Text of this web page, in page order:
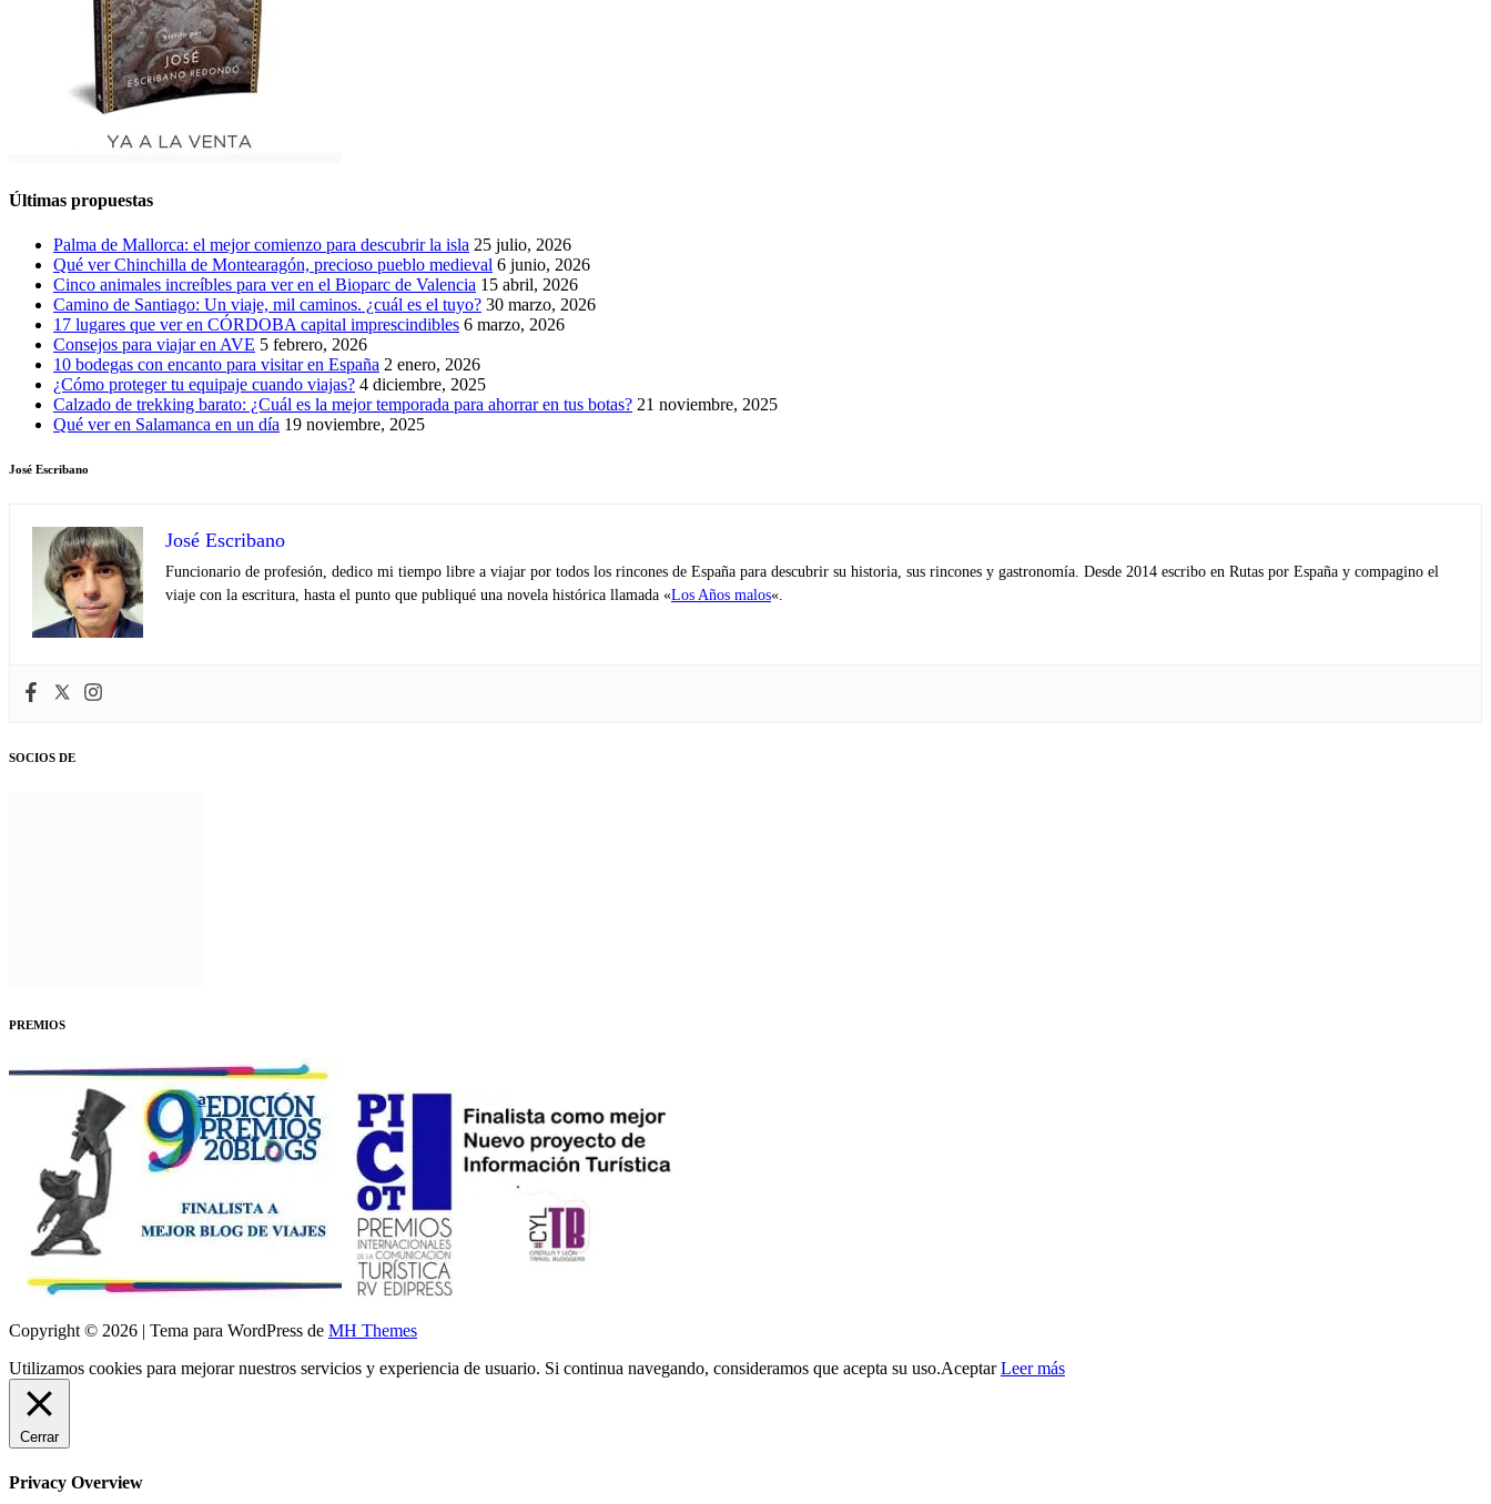
Últimas propuestas
Palma de Mallorca: el mejor comienzo para descubrir la isla 25 julio, 2026
Qué ver Chinchilla de Montearagón, precioso pueblo medieval 6 junio, 2026
Cinco animales increíbles para ver en el Bioparc de Valencia 15 abril, 2026
Camino de Santiago: Un viaje, mil caminos. ¿cuál es el tuyo? 30 marzo, 2026
17 lugares que ver en CÓRDOBA capital imprescindibles 6 marzo, 2026
Consejos para viajar en AVE 5 febrero, 2026
10 bodegas con encanto para visitar en España 2 enero, 2026
¿Cómo proteger tu equipaje cuando viajas? 4 diciembre, 2025
Calzado de trekking barato: ¿Cuál es la mejor temporada para ahorrar en tus botas? 21 noviembre, 2025
Qué ver en Salamanca en un día 19 noviembre, 2025
José Escribano
José Escribano
Funcionario de profesión, dedico mi tiempo libre a viajar por todos los rincones de España para descubrir su historia, sus rincones y gastronomía. Desde 2014 escribo en Rutas por España y compagino el
viaje con la escritura, hasta el punto que publiqué una novela histórica llamada «Los Años malos«.
SOCIOS DE
PREMIOS
Copyright © 2026 | Tema para WordPress de MH Themes
Utilizamos cookies para mejorar nuestros servicios y experiencia de usuario. Si continua navegando, consideramos que acepta su uso.Aceptar Leer más
Cerrar
Privacy Overview